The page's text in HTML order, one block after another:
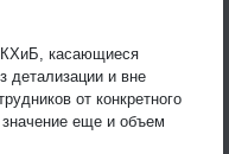
касающиеся
детализации и вне
от конкретного
еще и объем